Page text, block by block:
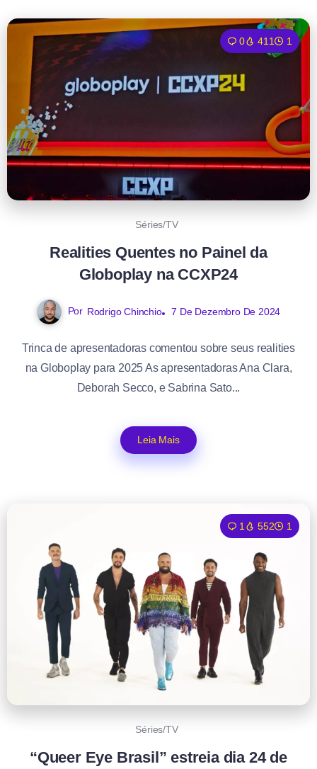
0 411 1
Séries/TV
Realities Quentes no Painel da
Globoplay na CCXP24
Por Rodrigo Chinchio 7 De Dezembro De 2024
Trinca de apresentadoras comentou sobre seus realities
na Globoplay para 2025 As apresentadoras Ana Clara,
Deborah Secco, e Sabrina Sato...
Leia Mais
1 552 1
Séries/TV
“Queer Eye Brasil” estreia dia 24 de